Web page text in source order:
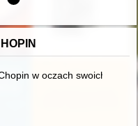
Chopinw oczach swoich